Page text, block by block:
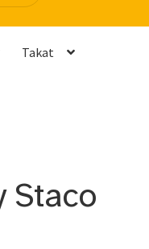
Takat
Staco